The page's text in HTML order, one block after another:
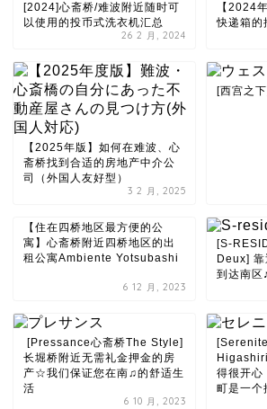
[2024]心斋桥/难波附近随时可
以使用的投币式洗衣机汇总
26 2 月, 2024
【2024
快递箱的
【2025年版】如何在难波、心
斋桥找到合适的房地产中介公
司（外国人友好型）
3 2 月, 2025
[西宫之
【住在四桥地区最方便的公
寓】心斋桥附近四桥地区的出
租公寓Ambiente Yotsubashi
6 12 月, 2023
[S-
Deux] 靠
到达南区♪
[Pressance心斋桥The Style]
长堀桥附近无需礼金押金的房
产☆我们保证您在南♫的舒适生
活
6 10 月, 2023
得很开心
町是一个